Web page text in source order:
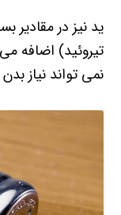
ید نیز در مقادیر
تیروئید) اضافه
نمی تواند نیاز